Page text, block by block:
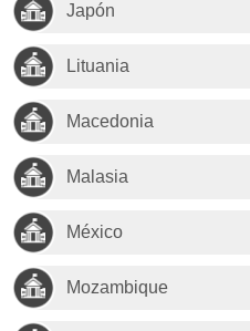
Japón
Lituania
Macedonia
Malasia
México
Mozambique